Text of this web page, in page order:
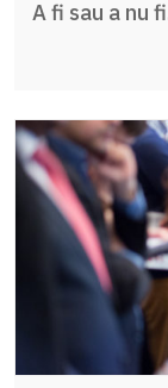
A fi sau a nu